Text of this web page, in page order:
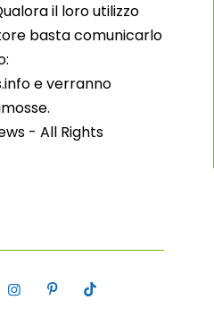
il loro utilizzo
basta comunicarlo
e verranno
- All Rights